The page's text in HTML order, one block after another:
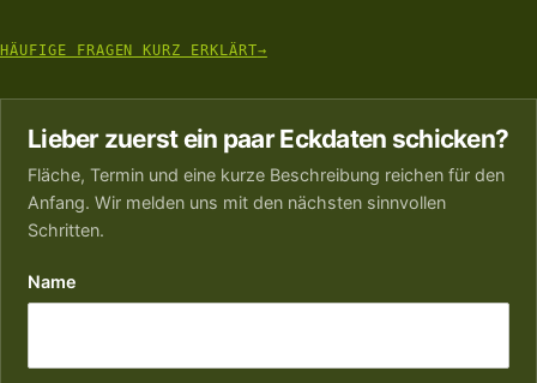
HÄUFIGE FRAGEN KURZ ERKLÄRT
Lieber zuerst ein paar Eckdaten schicken?
Fläche, Termin und eine kurze Beschreibung reichen für den
Anfang. Wir melden uns mit den nächsten sinnvollen
Schritten.
Name